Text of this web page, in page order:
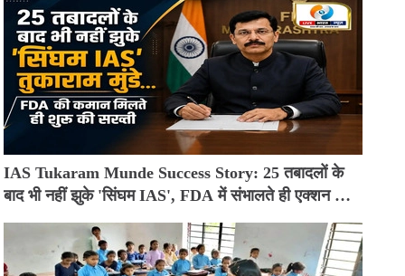
IAS Tukaram Munde Success Story: 25 तबादलों के
बाद भी नहीं झुके 'सिंघम IAS', FDA में संभालते ही एक्शन मोड